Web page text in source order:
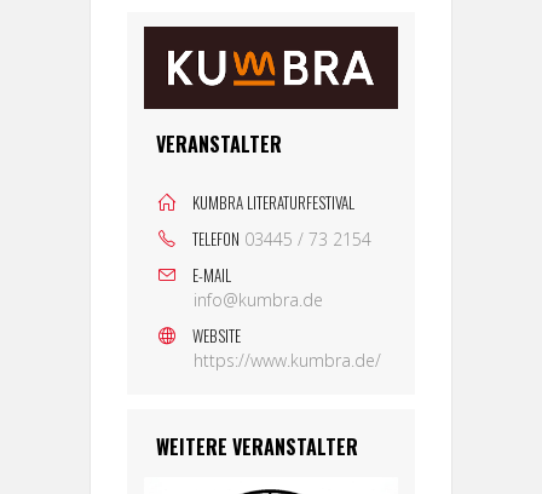
VERANSTALTER
KUMBRA LITERATURFESTIVAL
TELEFON 03445 / 73 2154
E-MAIL
info@kumbra.de
WEBSITE
https://www.kumbra.de/
WEITERE VERANSTALTER